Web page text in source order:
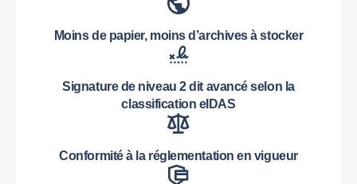
Moins de papier, moins d’archives à stocker
Signature de niveau 2 dit avancé selon la
classification eIDAS
Conformité à la réglementation en vigueur